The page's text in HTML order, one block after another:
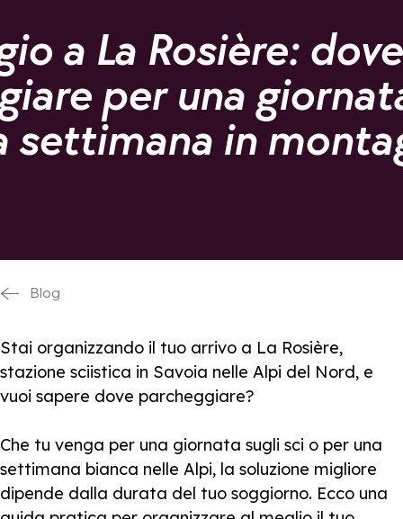
a La Rosière: dove
per una
settimana in
Blog
Stai organizzando il tuo arrivo a La Rosière,
stazione sciistica in Savoia nelle Alpi del Nord, e
vuoi sapere dove parcheggiare?
Che tu venga per una giornata sugli sci o per una
settimana bianca nelle Alpi, la soluzione migliore
dipende dalla durata del tuo soggiorno. Ecco una